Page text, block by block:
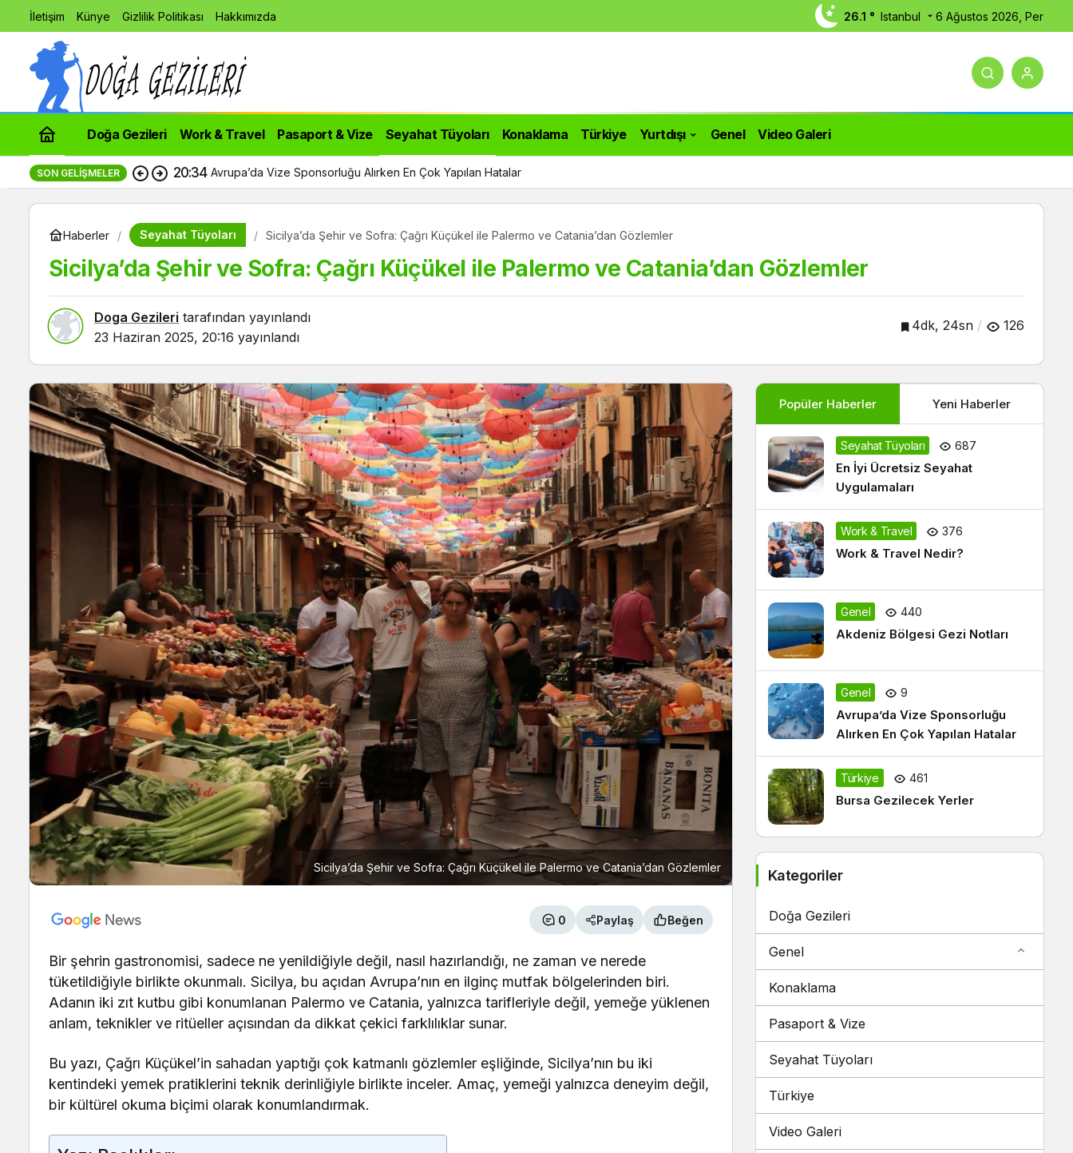
İletişim Künye Gizlilik Politikası Hakkımızda 26.1 ° Istanbul 6 Ağustos 2026, Per
Doğa Gezileri Work & Travel Pasaport & Vize Seyahat Tüyoları Konaklama Türkiye Yurtdışı Genel Video Galeri
SON GELIŞMELER 20:34 Avrupa’da Vize Sponsorluğu Alırken En Çok Yapılan Hatalar
Haberler Seyahat Tüyoları Sicilya’da Şehir ve Sofra: Çağrı Küçükel ile Palermo ve Catania’dan Gözlemler
Sicilya’da Şehir ve Sofra: Çağrı Küçükel ile Palermo ve Catania’dan Gözlemler
Doga Gezileri tarafından yayınlandı
23 Haziran 2025, 20:16 yayınlandı
4dk, 24sn 126
Sicilya’da Şehir ve Sofra: Çağrı Küçükel ile Palermo ve Catania’dan Gözlemler
0 Paylaş Beğen
Bir şehrin gastronomisi, sadece ne yenildiğiyle değil, nasıl hazırlandığı, ne zaman ve nerede
tüketildiğiyle birlikte okunmalı. Sicilya, bu açıdan Avrupa’nın en ilginç mutfak bölgelerinden biri.
Adanın iki zıt kutbu gibi konumlanan Palermo ve Catania, yalnızca tarifleriyle değil, yemeğe yüklenen
anlam, teknikler ve ritüeller açısından da dikkat çekici farklılıklar sunar.
Bu yazı, Çağrı Küçükel’in sahadan yaptığı çok katmanlı gözlemler eşliğinde, Sicilya’nın bu iki
kentindeki yemek pratiklerini teknik derinliğiyle birlikte inceler. Amaç, yemeği yalnızca deneyim değil,
bir kültürel okuma biçimi olarak konumlandırmak.
Popüler Haberler Yeni Haberler
Seyahat Tüyoları 687
En İyi Ücretsiz Seyahat
Uygulamaları
Work & Travel 376
Work & Travel Nedir?
Genel 440
Akdeniz Bölgesi Gezi Notları
Genel 9
Avrupa’da Vize Sponsorluğu
Alırken En Çok Yapılan Hatalar
Türkiye 461
Bursa Gezilecek Yerler
Kategoriler
Doğa Gezileri
Genel
Konaklama
Pasaport & Vize
Seyahat Tüyoları
Türkiye
Video Galeri